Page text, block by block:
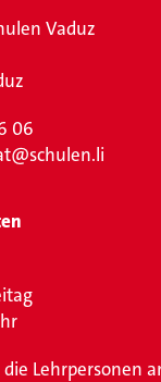
Vaduz
06
Lehrpersonen